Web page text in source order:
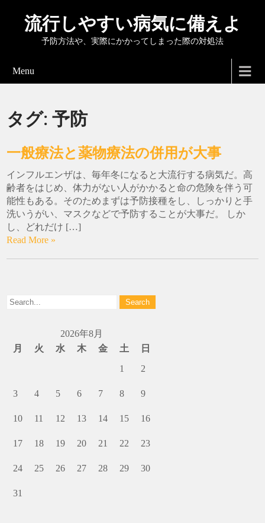
流行しやすい病気に備えよ
予防方法や、実際にかかってしまった際の対処法
Menu
タグ:予防
一般療法と薬物療法の併用が大事
インフルエンザは、毎年冬になると大流行する病気だ。高
齢者をはじめ、体力がない人がかかると命の危険を伴う可
能性もある。そのためまずは予防接種をし、しっかりと手
洗いうがい、マスクなどで予防することが大事だ。 しか
し、どれだけ […]
Read More »
2026年8月
月
火 水 木 金 土
日
1
2
3 4 5 6 7 8 9
10 11 12 13 14 15 16
17 18 19 20 21 22 23
24 25 26 27 28 29 30
31